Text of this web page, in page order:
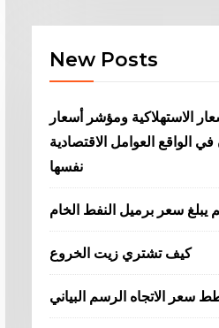
New Posts
الاستهلاكية ومؤشر أسعار
الواقع العوامل الاقتصادية
نفسها
يبلغ سعر برميل النفط الخام
كيف تشتري زيت الخروع
سعر الاتجاه الرسم البياني